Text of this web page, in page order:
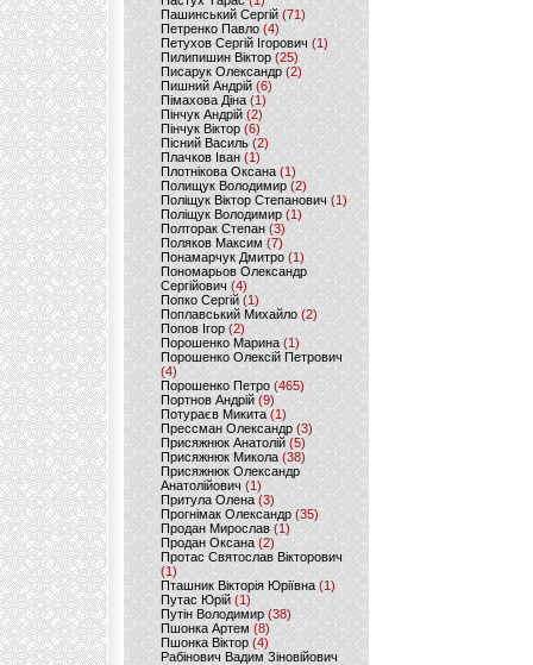
Пашинський Сергій (71)
Петренко Павло (4)
Петухов Сергій Ігорович (1)
Пилипишин Віктор(25)
Писарук Олександр(2)
Пишний Андрій (6)
Пімахова Діна(1)
Пінчук Андрій(2)
Пінчук Віктор (6)
Пісний Василь (2)
Плачков Іван(1)
Плотнікова Оксана (1)
Полищук Володимир(2)
Поліщук Віктор Степанович(1)
Поліщук Володимир (1)
Полторак Степан(3)
Поляков Максим (7)
Понамарчук Дмитро (1)
Пономарьов Олександр
Сергійович(4)
Попко Сергій (1)
Поплавський Михайло (2)
Попов Ігор(2)
Порошенко Марина (1)
Порошенко Олексій Петрович
(4)
Порошенко Петро (465)
Портнов Андрій (9)
Потураєв Микита(1)
Прессман Олександр(3)
Присяжнюк Анатолій (5)
Присяжнюк Микола (38)
Присяжнюк Олександр
Анатолійович (1)
Притула Олена (3)
Прогнімак Олександр(35)
Продан Мирослав(1)
Продан Оксана (2)
Протас Святослав Вікторович
(1)
Пташник Вікторія Юріївна (1)
Путас Юрій (1)
Путін Володимир(38)
Пшонка Артем (8)
Пшонка Віктор(4)
Рабінович Вадим Зіновійович